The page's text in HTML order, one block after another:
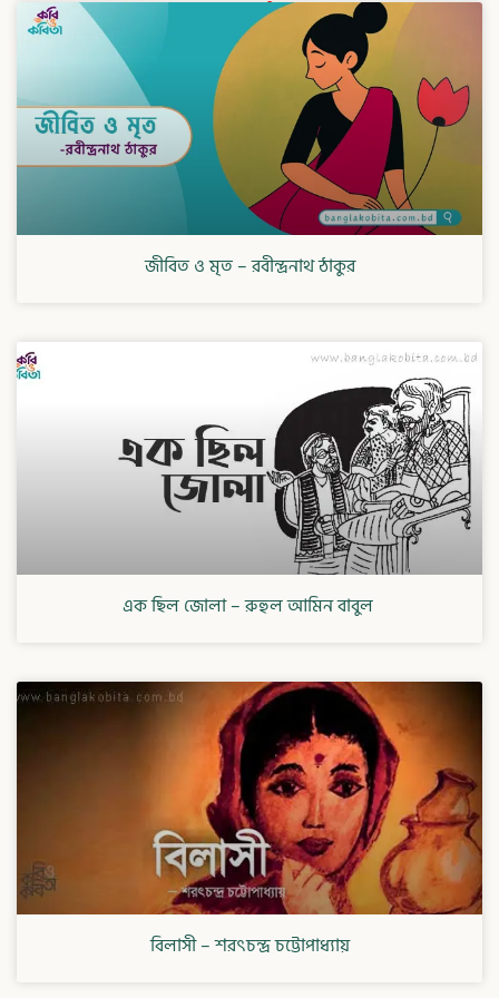
জীবিত ও মৃত – রবীন্দ্রনাথ ঠাকুর
এক ছিল জোলা – রুহুল আমিন বাবুল
বিলাসী – শরৎচন্দ্র চট্টোপাধ্যায়